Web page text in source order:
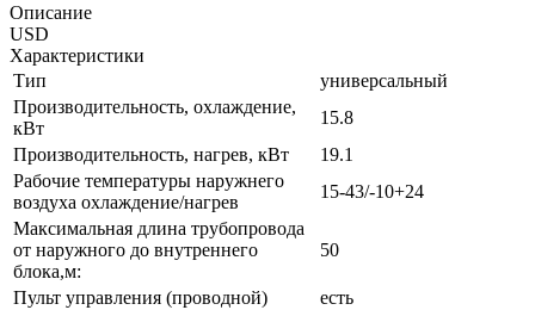
Описание
USD
Характеристики
Тип
универсальный
Производительность, охлаждение,
кВт
15.8
Производительность, нагрев, кВт
19.1
Рабочие температуры наружнего
воздуха охлаждение/нагрев
15-43/-10+24
Максимальная длина трубопровода
от наружного до внутреннего
блока,м:
50
Пульт управления (проводной)
есть